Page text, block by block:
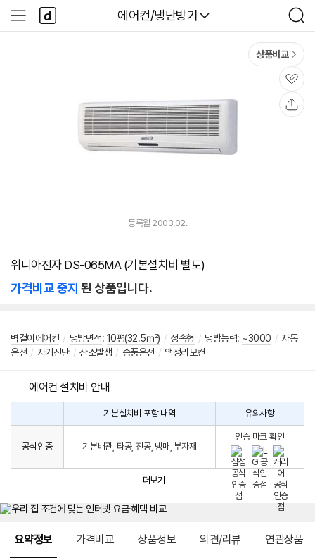
다나와
에어컨/냉난방기
검
색
사
이
다
나
와
상품비교
관
심
등록월 2003.02.
위니아전자 DS-065MA (기본설치비 별도)
가격비교 중지 된 상품입니다.
벽걸이에어컨 / 냉방면적: 10평(32.5㎡) / 정속형 / 냉방능력: ~3000 / 자동
운전 / 자기진단 / 산소발생 / 송풍운전 / 액정리모컨
에어컨 설치비 안내
구
시
생
는
컨
설
기본설치비 포함 내역 유의사항
공식인증 기본배관, 타공, 진공, 냉매, 부자재
인증 마크 확인
더보기
요약정보 가격비교 상품정보 의견/리뷰 연관상품